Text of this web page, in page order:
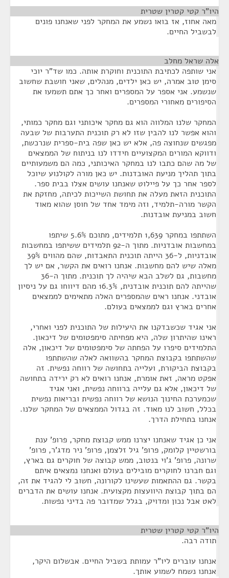
היו"ר קטי קטרין שטרית
מאה אחוז, אז בואו נשמע את המחקר לפני שאנחנו פונים
לבשביל החיים.
אלה שראל מחלב
אני שותפה לכתיבת התוכנית וחוקרת אותה. כמו שד"ר יוכי
סימן טוב אמרה, יש כאן ילדים, מנהלים, שאני חושבת שחשוב
שנשמע. אני אספר על המספרים ואחר כך אתם תשמעו את
הסיפורים מאחורי המספרים.
המחקר שלנו המלווה הוא גם מחקר איכותני וגם מחקר כמותי,
והוא אפשר לנו להבין שזו לא רק תוכנית התערבות של שבעה
מפגשים שנחוצה פה, אלא יש כאן שפה בית-ספרית שנרכשת,
ודווקא המורים המקצועיים חידדו לנו בניתוח של הממצאים
של מה שהם כתבו לנו במחקר האיכותני, כמה הם משמעותיים
בתוך תהליך מניעת האובדנות. יש כאן מורה לקולנוע שיוכל
לספר אחר כך על פיילוט שאנחנו עושים אצלו בבית ספר.
התוכנית הזאת מעלה את תחושת השייכות לכיתה, מחזקת את
הקשר מורה-תלמיד, וזה מימד אחד של חוסן שהוא מאוד
חשוב במניעת אובדנות.
השתתפו במחקר 1,639 תלמידים, מתוכם 5.6% שיתפו
במחשבות אובדניות. מתוך ה-92 תלמידים ששיתפו במחשבות
אובדניות, ל-36 הייתה תוכנית התאבדות, שהם מהווים 39%
מאלה שיש להם מחשבות. אנחנו רואים את הקשר, אם יש לך
מחשבות, גם לשלב הבא שיהיה לך תוכנית. מתוך ה-36
שהייתה להם תוכנית אובדנית, 16.3% מהם דיווחו גם על ניסיון
אובדני. אנחנו ראים שהמספרים האלה מתאימים לממצאים
אחרים בארץ וגם לממצאים בעולם.
אני אגיד שכשבדקנו את היעילות של התוכנית לפני ואחרי,
ראינו שהיתרון שלה, היא מפחיתה סימפטומים של דיכאון.
התלמידים סיפרו על הפחתה של סימפטומים של דיכאון, אלה
שהשתתפו בקבוצת המחקר בהשוואה לאלה שהשתתפו
בקבוצת הביקורת, ועלייה בתחושה של רווחה נפשית. זה
אפקט מראה, זאת אומרת, אנחנו רואים לא רק ירידה בתחושה
של דיכאון, אלא גם עלייה ברווחה נפשית, ואני אגיד
שכמערכת החינוך הנושא של רווחה נפשית ובריאות נפשית
בכלל, חשוב לנו מאוד. זה בגדול הממצאים של המחקר שלנו.
אנחנו בתחילת הדרך.
אני כן אגיד שאנחנו יצרנו ממש קבוצת מחקר, פרופ' ענת
בורשטיין קלומק, פרופ' גיל זלצמן, פרופ' ניר מדג'ר, פרופ'
שרונה, פרופ' ג'וי בנטוב, ממש קבוצה של חוקרים גם בארץ,
וגם חברנו לחוקרים מובילים בעולם ואנחנו נמצאים איתם
בקשר. גם ההתאמות שעשינו לקורונה, חשוב לי להגיד את זה,
הם בתוך קבוצת היוועצות מקצועית. אנחנו עושים את הדברים
לאט אבל נכון ומדויק, בגלל שמדובר פה בדיני נפשות.
היו"ר קטי קטרין שטרית
תודה רבה.
אנחנו עוברים ליו"ר עמותת בשביל החיים. אבשלום היקר,
אנחנו נשמח לשמוע אותך.